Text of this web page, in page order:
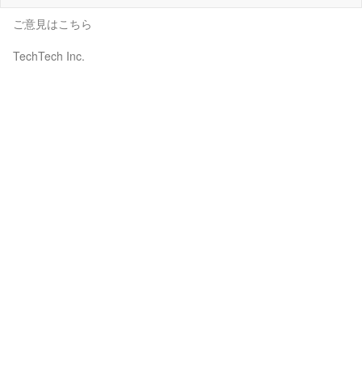
ご意見はこちら
TechTech Inc.